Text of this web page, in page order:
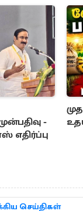
-
எதிர்ப்பு
செய்திகள்